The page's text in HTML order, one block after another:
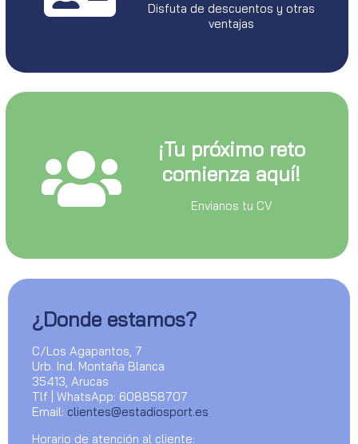
Disfuta de descuentos y otras
ventajas
¡Tu próximo reto
comienza aquí!
Envianos tu CV
¿Donde estamos?
C/Los Agapantos, 7
Urb. Ind. Montaña Blanca
35413, Arucas
Tlf | WhatsApp: 608858707
Email: clientes@estadiosport.es
Horario de atención al cliente: